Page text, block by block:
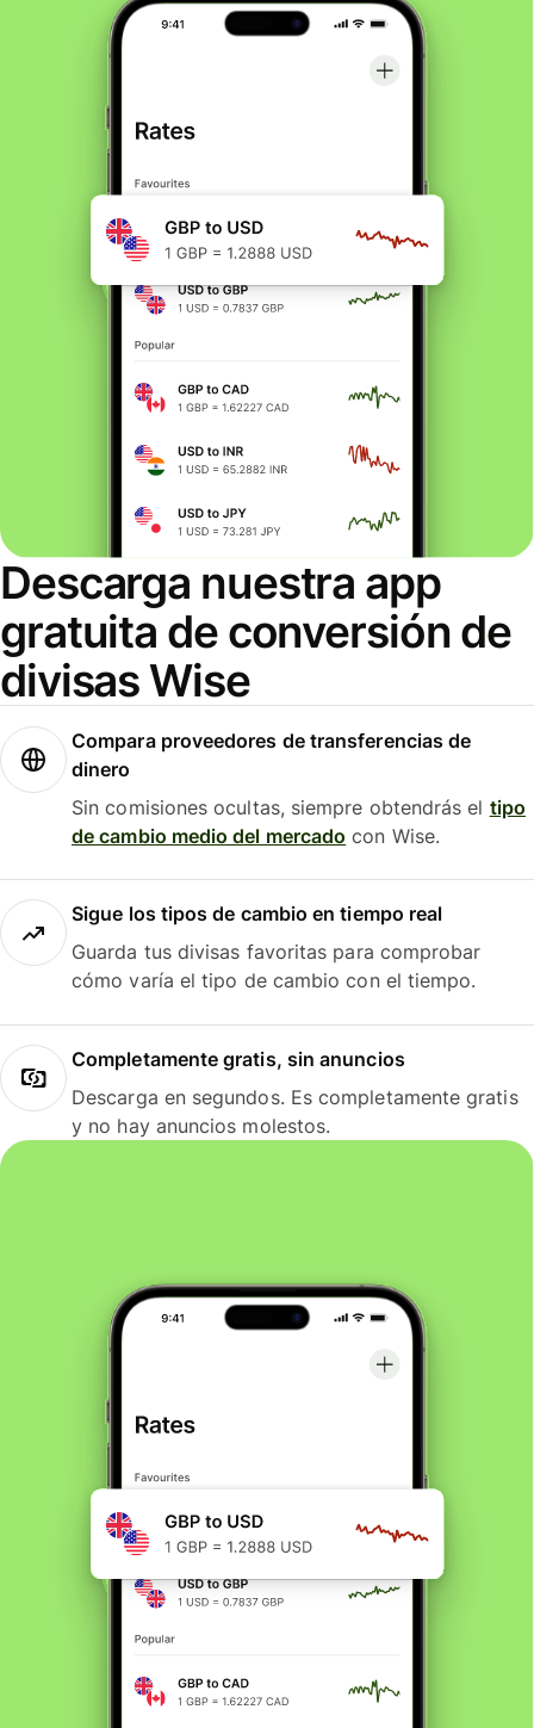
Descarga nuestra app
gratuita de conversión de
divisas Wise
Compara proveedores de transferencias de
dinero
Sin comisiones ocultas, siempre obtendrás el tipo
de cambio medio del mercado con Wise.
Sigue los tipos de cambio en tiempo real
Guarda tus divisas favoritas para comprobar
cómo varía el tipo de cambio con el tiempo.
Completamente gratis, sin anuncios
Descarga en segundos. Es completamente gratis
y no hay anuncios molestos.